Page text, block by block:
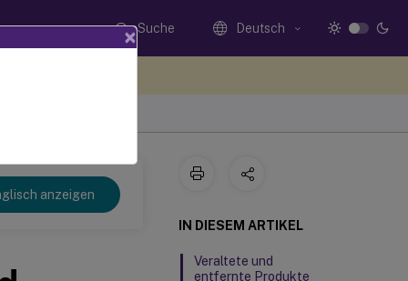
Suche Deutsch
anzeigen
IN DIESEM ARTIKEL
Veraltete und
entfernte Produkte
×